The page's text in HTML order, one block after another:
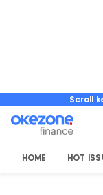
Scroll
HOME HOT